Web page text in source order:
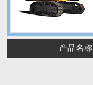
产品名称